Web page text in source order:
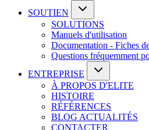
SOUTIEN
SOLUTIONS
Manuels d'utilisation
Documentation - Fiches
Questions fréquemment
ENTREPRISE
À PROPOS D'ELITE
HISTOIRE
RÉFÉRENCES
BLOG ACTUALITÉS
CONTACTER